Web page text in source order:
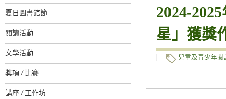
夏日圖書館節
閱讀活動
文學活動
獎項 / 比賽
講座 / 工作坊
2024-
星」獲獎
兒童及青少年